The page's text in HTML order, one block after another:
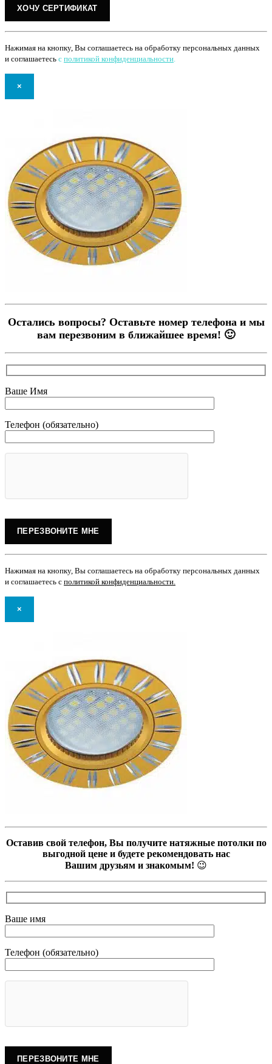
Нажимая на кнопку, Вы соглашаетесь на обработку персональных данных
и соглашаетесь с политикой конфиденциальности
×
Остались вопросы? Оставьте номер телефона и мы
вам перезвоним в ближайшее время! 🙂
Ваше Имя
Телефон (обязательно)
Нажимая на кнопку, Вы соглашаетесь на обработку персональных данных
и соглашаетесь с политикой конфиденциальности.
×
Оставив свой телефон, Вы получите натяжные потолки по
выгодной цене и будете рекомендовать нас
Вашим друзьям и знакомым! 😉
Ваше имя
Телефон (обязательно)